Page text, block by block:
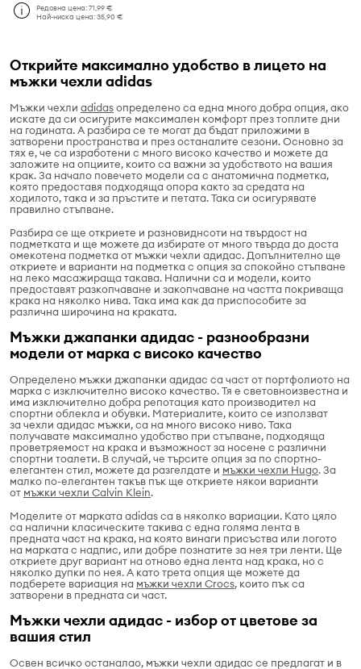
Редовна цена:71,99 €
Най-ниска цена:35,90 €
Открийте максимално удобство в лицето на
мъжки чехли adidas
Мъжки чехли adidasопределено са една много добра опция, ако
искате да си осигурите максимален комфорт през топлите дни
на годината. А разбира се те могат да бъдат приложими в
затворени пространства и през останалите сезони. Основно за
тях е, че са изработени с много високо качество и можете да
заложите на опциите, които са важни за удобството на вашия
крак. За начало повечето модели са с анатомична подметка,
която предоставя подходяща опора както за средата на
ходилото, така и за пръстите и петата. Така си осигурявате
правилно стъпване.
Разбира се ще откриете и разновиднсоти на твърдост на
подметката и ще можете да избирате от много твърда до доста
омекотена подметка от мъжки чехли адидас. Допълнително ще
откриете и варианти на подметка с опция за спокойно стъпване
на леко масажираща такава. Налични са и модели, които
предоставят разкопчаване и закопчаване на частта покриваща
крака на няколко нива. Така има как да приспособите за
различна широчина на краката.
Мъжки джапанки адидас - разнообразни
модели от марка с високо качество
Oпределено мъжки джапанки адидас са част от портфолиото на
марка с изключително високо качество. Тя е световноизвестна и
има изключително добра репотация като производител на
спортни облекла и обувки. Материалите, които се използват
за чехли адидас мъжки, са на много високо ниво. Така
получавате максимално удобство при стъпване, подходяща
проветряемост на крака и възможност за носене с различни
спортни тоалети. В случай, че търсите опция за по спортно-
елегантен стил, можете да разгелдате и мъжки чехли Hugo. За
малко по-елегантен такъв пък ще откриете някои варианти
от мъжки чехли Calvin Klein.
Моделите от марката adidas са в няколко вариации. Като цяло
са налични класическите такива с една голяма лента в
предната част на крака, на която винаги присъства или логото
на марката с надпис, или добре познатите за нея три ленти. Ще
откриете друг вариант на отново една лента над крака, но с
няколко дупки по нея. А като трета опция ще можете да
подберете вариация на мъжки чехли Crocs, които пък са
затворени в предната си част.
Мъжки чехли адидас - избор от цветове за
вашия стил
Освен всичко останалао, мъжки чехли адидас се предлагат и в